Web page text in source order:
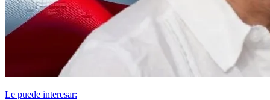
Le puede interesar: